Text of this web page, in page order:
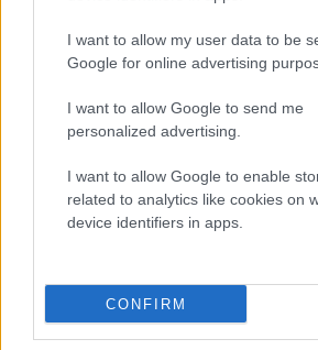
I want to allow my user data to be
Google for online advertising
I want to allow Google to send me
personalized advertising.
I want to allow Google to enable
related to analytics like cookies on
device identifiers in apps.
CONFIRM
Inkl. fritt Wi-Fi,
uppkoppling till TV-
samt via HDMI
Visa mer